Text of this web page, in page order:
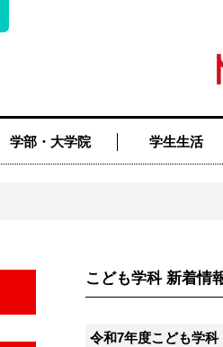
学部・大学院 学生生活
こども学科 新着情
令和7年度こども学